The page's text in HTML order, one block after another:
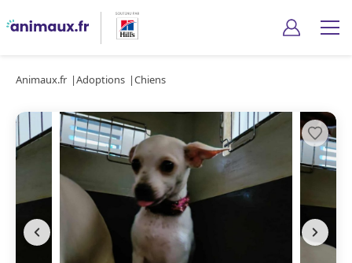
Animaux.fr Adoptions Chiens